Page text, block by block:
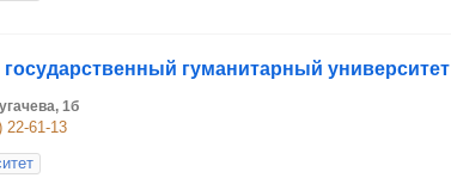
государственный гуманитарный университет
1б
22-61-13